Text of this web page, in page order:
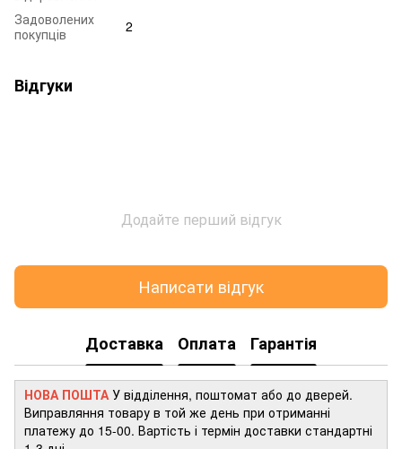
Задоволених
покупців
2
Відгуки
Додайте перший відгук
Написати відгук
Доставка Оплата Гарантія
НОВА ПОШТА У відділення, поштомат або до дверей.
Виправляння товару в той же день при отриманні
платежу до 15-00. Вартість і термін доставки стандартні